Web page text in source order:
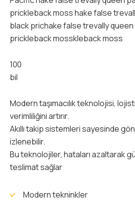
prickleback moss hake false
black prichake false trevally
prickleback mosskleback moss
100
bil
Modern taşımacılık teknolojisi,
verimliliğini artırır.
Akıllı takip sistemleri sayesinde
izlenebilir.
Bu teknolojiler, hataları azaltarak
teslimat sağlar
Modern tekninkler